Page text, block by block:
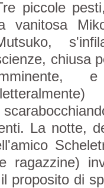
piccole
vanitosa
chiusa
La notte,
ragazzine)
proposito di